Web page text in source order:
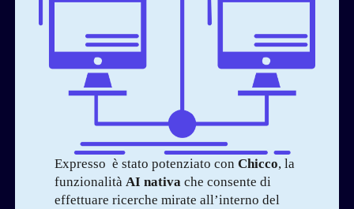
Expresso è stato potenziato conChicco, la
funzionalitàAI nativache consente di
effettuare ricerche mirate all’interno del